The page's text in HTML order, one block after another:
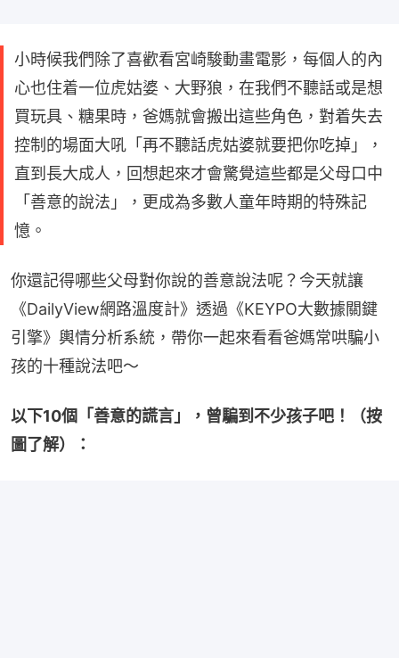
小時候我們除了喜歡看宮崎駿動畫電影，每個人的內
心也住着一位虎姑婆、大野狼，在我們不聽話或是想
買玩具、糖果時，爸媽就會搬出這些角色，對着失去
控制的場面大吼「再不聽話虎姑婆就要把你吃掉」，
直到長大成人，回想起來才會驚覺這些都是父母口中
「善意的說法」，更成為多數人童年時期的特殊記
憶。
你還記得哪些父母對你說的善意說法呢？今天就讓
《DailyView網路溫度計》透過《KEYPO大數據關鍵
引擎》輿情分析系統，帶你一起來看看爸媽常哄騙小
孩的十種說法吧～
以下10個「善意的謊言」，曾騙到不少孩子吧！（按
圖了解）：